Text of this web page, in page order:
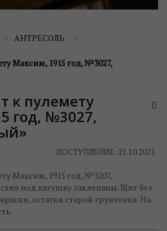
АНТРЕСОЛЬ
Максим, 1915 год, №3027,
к пулемету
год, №3027,
ПОСТУПЛЕНИЕ: 21.10.2021
Максим, 1915 год, №3207,
под катушку заклепаны. Щит без
остатки старой грунтовки. На